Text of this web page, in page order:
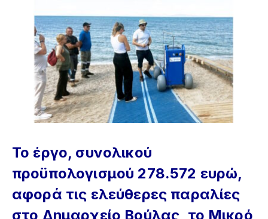
Το έργο, συνολικού
προϋπολογισμού 278.572 ευρώ,
αφορά τις ελεύθερες παραλίες
στο Δημαρχείο Βούλας, το Μικρό